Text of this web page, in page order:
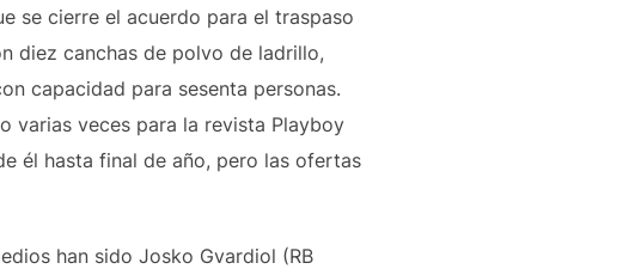
se cierre el acuerdo para el traspaso
diez canchas de polvo de ladrillo,
capacidad para sesenta personas.
varias veces para la revista Playboy
él hasta final de año, pero las ofertas
han sido Josko Gvardiol (RB